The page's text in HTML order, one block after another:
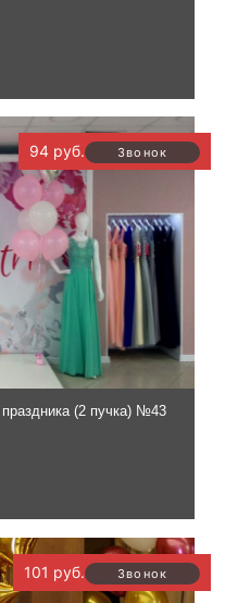
94 руб.
(2 пучка) №43
101 руб.